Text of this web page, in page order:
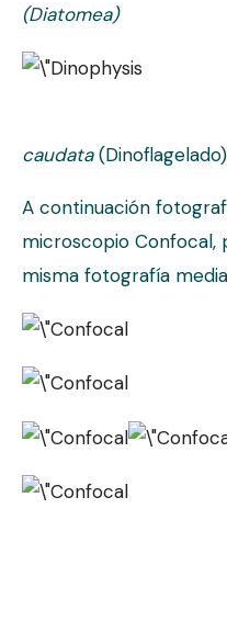
(Diatomea)
caudata(Dinoflagelado)
A continuación
microscopio
misma fotografía